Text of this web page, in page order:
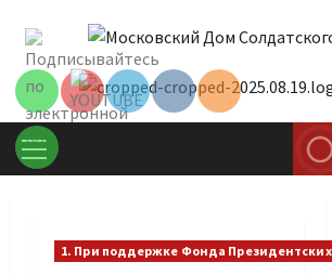
содержимому
Основное
1. При поддержке Фонда Президентских
Set Youtube
Channel ID